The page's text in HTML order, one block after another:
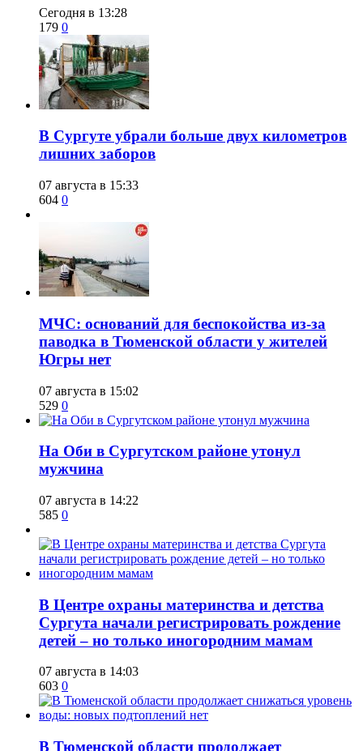
Сегодня в 13:28
179 0
​В Сургуте убрали больше двух километров
лишних заборов
07 августа в 15:33
604 0
​МЧС: оснований для беспокойства из-за
паводка в Тюменской области у жителей
Югры нет
07 августа в 15:02
529 0
​На Оби в Сургутском районе утонул
мужчина
07 августа в 14:22
585 0
​В Центре охраны материнства и детства
Сургута начали регистрировать рождение
детей – но только иногородним мамам
07 августа в 14:03
603 0
​В Тюменской области продолжает